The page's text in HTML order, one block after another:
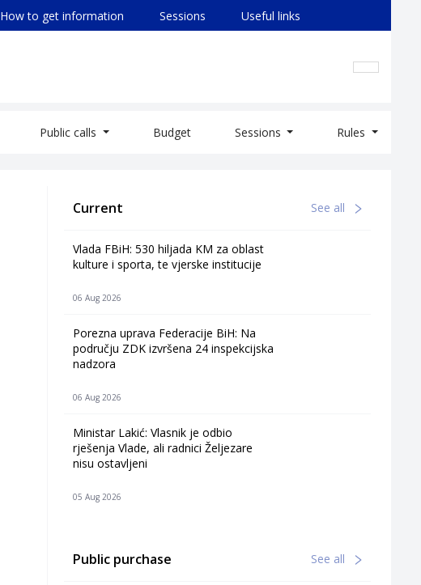
How to get information Sessions Useful links
Public calls Budget Sessions Rules
Current See all
Vlada FBiH: 530 hiljada KM za oblast
kulture i sporta, te vjerske institucije
06 Aug 2026
Porezna uprava Federacije BiH: Na
području ZDK izvršena 24 inspekcijska
nadzora
06 Aug 2026
Ministar Lakić: Vlasnik je odbio
rješenja Vlade, ali radnici Željezare
nisu ostavljeni
05 Aug 2026
Public purchase See all